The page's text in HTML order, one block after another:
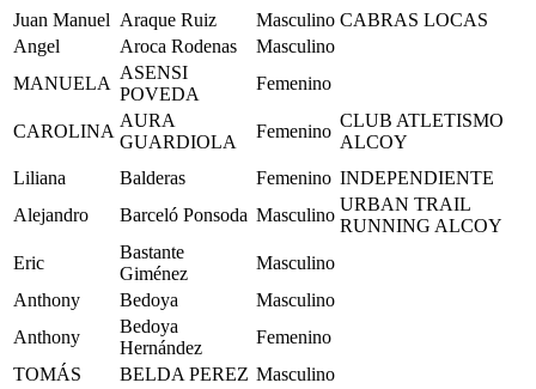
Juan Manuel Araque Ruiz Masculino CABRAS LOCAS
Angel
Aroca Rodenas
Masculino
MANUELA
ASENSI
POVEDA
Femenino
CAROLINA
AURA
GUARDIOLA
Femenino
CLUB ATLETISMO
ALCOY
Liliana
Balderas Femenino INDEPENDIENTE
Alejandro
Barceló Ponsoda Masculino
URBAN TRAIL
RUNNING ALCOY
Eric
Bastante
Giménez
Masculino
Anthony
Bedoya
Masculino
Anthony
Bedoya
Hernández
Femenino
TOMÁS
BELDA PEREZ Masculino